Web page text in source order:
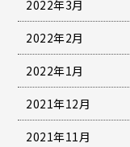
2022年3月
2022年2月
2022年1月
2021年12月
2021年11月